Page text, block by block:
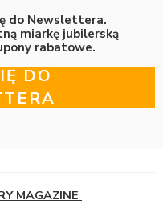
do Newslettera.
miarkę jubilerską
rabatowe.
DO
MAGAZINE